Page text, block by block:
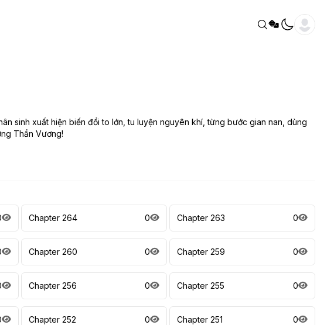
sinh xuất hiện biến đổi to lớn, tu luyện nguyên khí, từng bước gian nan, dùng
Thần Vương!
Chapter 264 0 Chapter 263 0
Chapter 260 0 Chapter 259 0
Chapter 256 0 Chapter 255 0
Chapter 252 0 Chapter 251 0